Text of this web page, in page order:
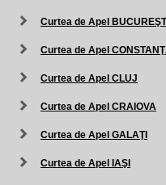
Curtea de Apel
Curtea de Apel
Curtea de Apel CLUJ
Curtea de Apel CRAIOVA
Curtea de Apel GALAŢI
Curtea de Apel IAŞI